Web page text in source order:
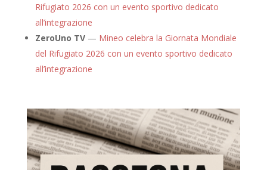
Rifugiato 2026 con un evento sportivo dedicato
all’integrazione
ZeroUno TV— Mineo celebra la Giornata Mondiale
del Rifugiato 2026 con un evento sportivo dedicato
all’integrazione